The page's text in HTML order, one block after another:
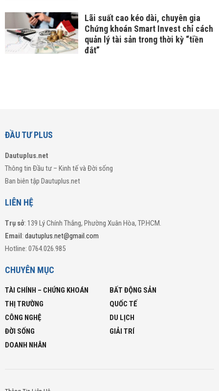
Lãi suất cao kéo dài, chuyên gia
Chứng khoán Smart Invest chỉ cách
quản lý tài sản trong thời kỳ “tiền
đắt”
ĐẦU TƯ PLUS
Dautuplus.net
Thông tin Đầu tư – Kinh tế và Đời sống
Ban biên tập Dautuplus.net
LIÊN HỆ
Trụ sở: 139 Lý Chính Thắng, Phường Xuân Hòa, TP.HCM.
Email: dautuplus.net@gmail.com
Hotline: 0764.026.985
CHUYÊN MỤC
TÀI CHÍNH – CHỨNG KHOÁN
BẤT ĐỘNG SẢN
THỊ TRƯỜNG
QUỐC TẾ
CÔNG NGHỆ
DU LỊCH
ĐỜI SỐNG
GIẢI TRÍ
DOANH NHÂN